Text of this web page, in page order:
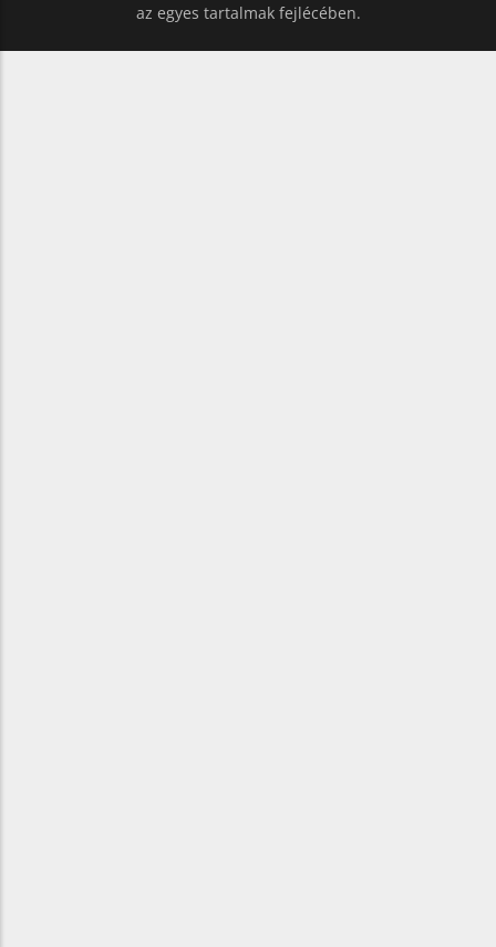
az egyes tartalmak fejlécében.